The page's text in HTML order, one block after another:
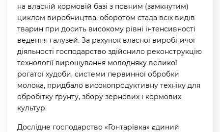
на власній кормовій базі з повним (замкнутим)
циклом виробництва, оборотом стада всіх видів
тварин при досить високому рівні інтенсивності
ведення галузей. За рахунок власної виробничої
діяльності господарство здійснило реконструкцію
технології вирощування молодняку великої
рогатої худоби, системи первинної обробки
молока, придбало високопродуктивну техніку для
обробітку ґрунту, збору зернових і кормових
культур.
Дослідне господарство «Гонтарівка» єдиний